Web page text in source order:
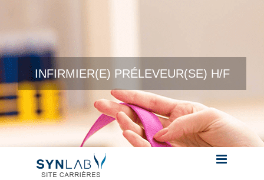
Skip to content
INFIRMIER(E) PRÉLEVEUR(SE) H/F